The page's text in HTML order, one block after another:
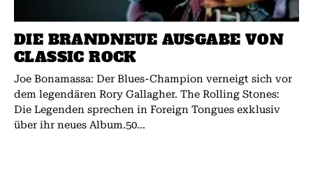
DIE BRANDNEUE AUSGABE VON
CLASSIC ROCK
Joe Bonamassa: Der Blues-Champion verneigt sich vor
dem legendären Rory Gallagher. The Rolling Stones:
Die Legenden sprechen in Foreign Tongues exklusiv
über ihr neues Album.50...